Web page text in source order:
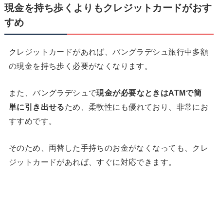
現金を持ち歩くよりもクレジットカードがおす
すめ
クレジットカードがあれば、バングラデシュ旅行中多額
の現金を持ち歩く必要がなくなります。
また、バングラデシュで現金が必要なときはATMで簡
単に引き出せるため、柔軟性にも優れており、非常にお
すすめです。
そのため、両替した手持ちのお金がなくなっても、クレ
ジットカードがあれば、すぐに対応できます。